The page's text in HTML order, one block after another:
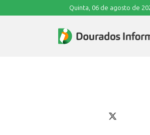
Quinta, 06 de agosto de